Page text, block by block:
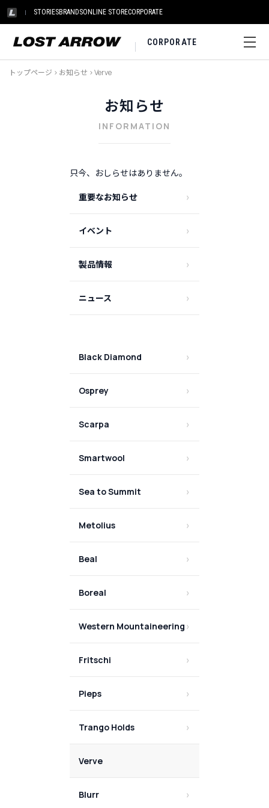
STORIESBRANDSONLINE STORECORPORATE
CORPORATE
トップページ > お知らせ >Verve
お知らせ
INFORMATION
只今、おしらせはありません。
重要なお知らせ
イベント
製品情報
ニュース
Black Diamond
Osprey
Scarpa
Smartwool
Sea to Summit
Metolius
Beal
Boreal
Western Mountaineering
Fritschi
Pieps
Trango Holds
Verve
Blurr